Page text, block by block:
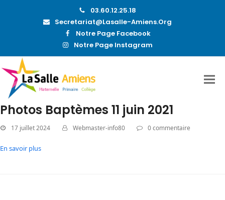
03.60.12.25.18
Secretariat@lasalle-Amiens.org
Notre Page Facebook
Notre Page Instagram
Photos Baptèmes 11 juin 2021
17 juillet 2024 Webmaster-info80 0 commentaire
En savoir plus